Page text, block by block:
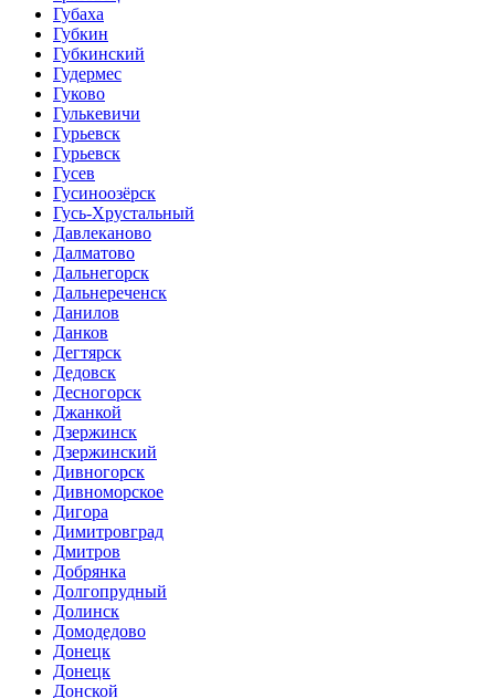
Губаха
Губкин
Губкинский
Гудермес
Гуково
Гулькевичи
Гурьевск
Гурьевск
Гусев
Гусиноозёрск
Гусь-Хрустальный
Давлеканово
Далматово
Дальнегорск
Дальнереченск
Данилов
Данков
Дегтярск
Дедовск
Десногорск
Джанкой
Дзержинск
Дзержинский
Дивногорск
Дивноморское
Дигора
Димитровград
Дмитров
Добрянка
Долгопрудный
Долинск
Домодедово
Донецк
Донецк
Донской